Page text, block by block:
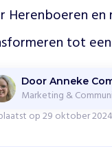
Herenboeren
tot
Door Anneke
Marketing &
op 29 oktober 2024